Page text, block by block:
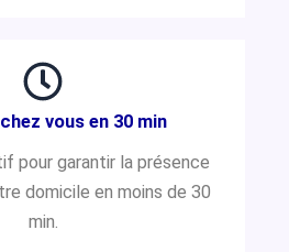
vous en 30 min
pour garantir la présence
domicile en moins de 30
min.